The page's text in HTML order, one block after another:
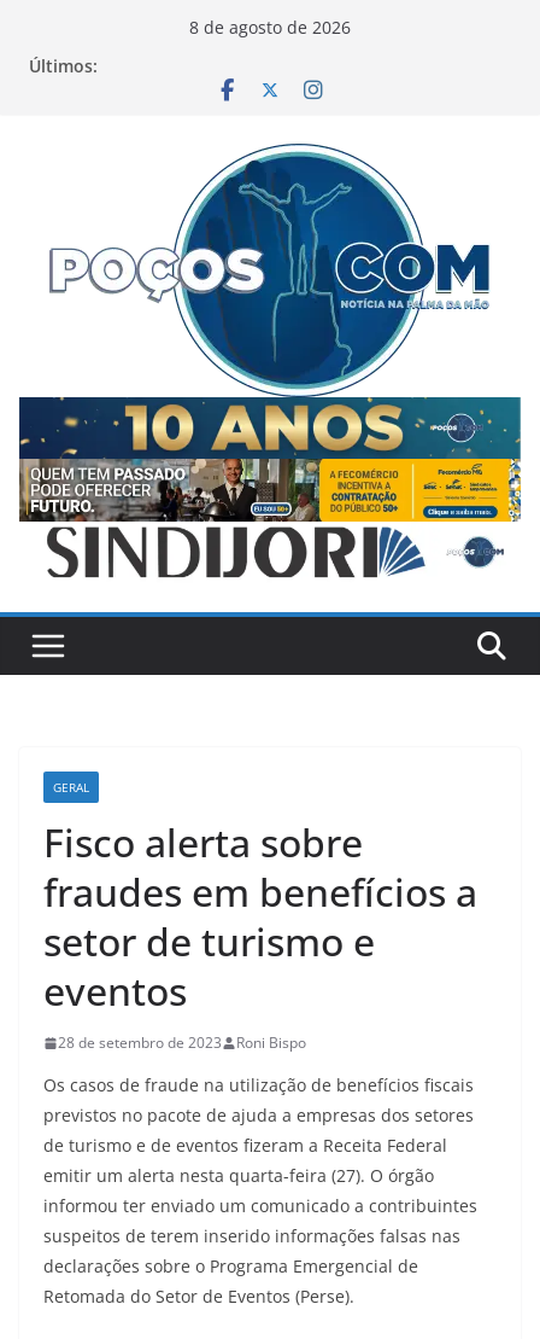
8 de agosto de 2026
Últimos:
GERAL
Fisco alerta sobre
fraudes em benefícios a
setor de turismo e
eventos
28 de setembro de 2023 Roni Bispo
Os casos de fraude na utilização de benefícios fiscais
previstos no pacote de ajuda a empresas dos setores
de turismo e de eventos fizeram a Receita Federal
emitir um alerta nesta quarta-feira (27). O órgão
informou ter enviado um comunicado a contribuintes
suspeitos de terem inserido informações falsas nas
declarações sobre o Programa Emergencial de
Retomada do Setor de Eventos (Perse).